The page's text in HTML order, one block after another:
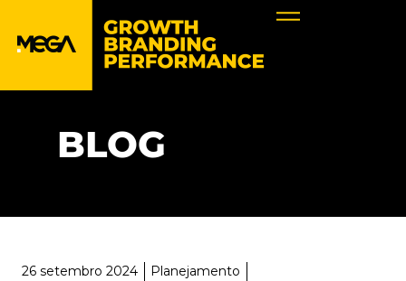
BLOG
26 setembro 2024
Planejamento